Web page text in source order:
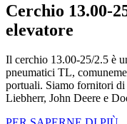
Cerchio 13.00-
elevatore
Il cerchio 13.00-25/2.5 è
pneumatici TL,
portuali. Siamo fornitori
Liebherr, John Deere e